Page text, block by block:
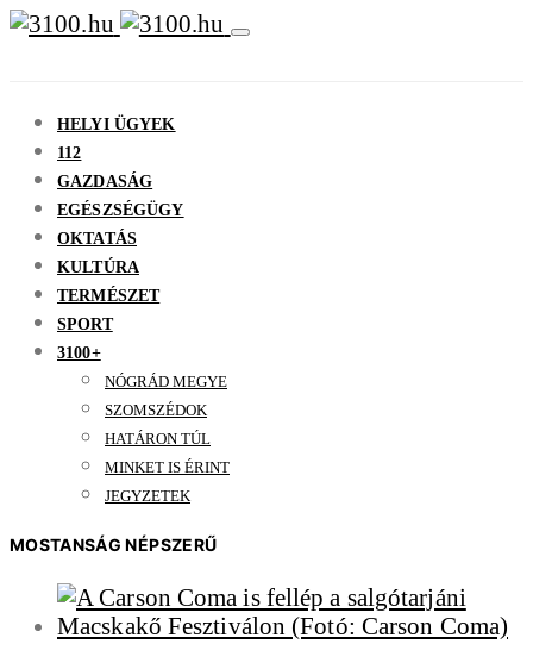
HELYI ÜGYEK
112
GAZDASÁG
EGÉSZSÉGÜGY
OKTATÁS
KULTÚRA
TERMÉSZET
SPORT
3100+
NÓGRÁD MEGYE
SZOMSZÉDOK
HATÁRON TÚL
MINKET IS ÉRINT
JEGYZETEK
MOSTANSÁG NÉPSZERŰ